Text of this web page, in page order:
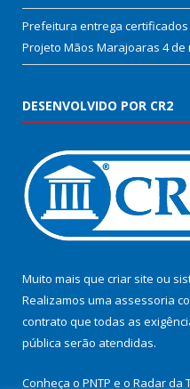
Prefeitura entrega
Projeto Mãos Marajoaras 4 de
DESENVOLVIDO POR CR2
Muito mais que criar site ou
Realizamos uma assessoria
contrato que todas as
pública serão atendidas.
Conheça o PNTP e o Radar da